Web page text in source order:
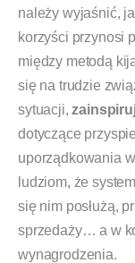
należy wyjaśnić,
korzyści przynosi
między metodą
się na trudzie
sytuacji,
dotyczące
uporządkowania
ludziom, że
się nim posłużą,
sprzedaży… a w
wynagrodzenia.